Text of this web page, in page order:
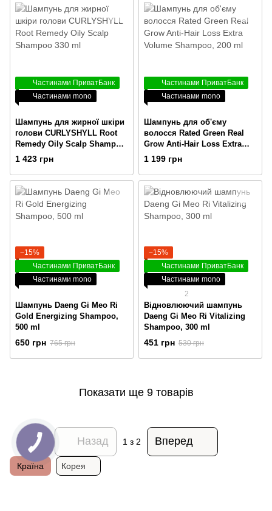
Частинами ПриватБанк
Частинами mono
Шампунь для жирної шкіри
голови CURLYSHYLL Root
Remedy Oily Scalp Shampoo
330 ml
1 423 грн
Частинами ПриватБанк
Частинами mono
Шампунь для об'єму
волосся Rated Green Real
Grow Anti-Hair Loss Extra
Volume Shampoo, 200 ml
1 199 грн
−15%
Частинами ПриватБанк
Частинами mono
Шампунь Daeng Gi Meo Ri
Gold Energizing Shampoo,
500 ml
650 грн 765 грн
−15%
Частинами ПриватБанк
Частинами mono
2
Відновлюючий шампунь
Daeng Gi Meo Ri Vitalizing
Shampoo, 300 ml
451 грн 530 грн
Показати ще 9 товарів
Назад 1 з 2 Вперед
Країна Корея